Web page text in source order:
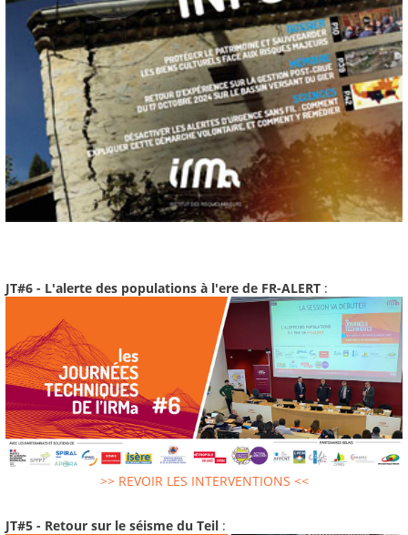
JT#6 - L'alerte des populations à l'ere de FR-ALERT :
>> REVOIR LES INTERVENTIONS <<
JT#5 - Retour sur le séisme du Teil :